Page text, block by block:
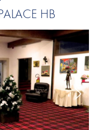
HB